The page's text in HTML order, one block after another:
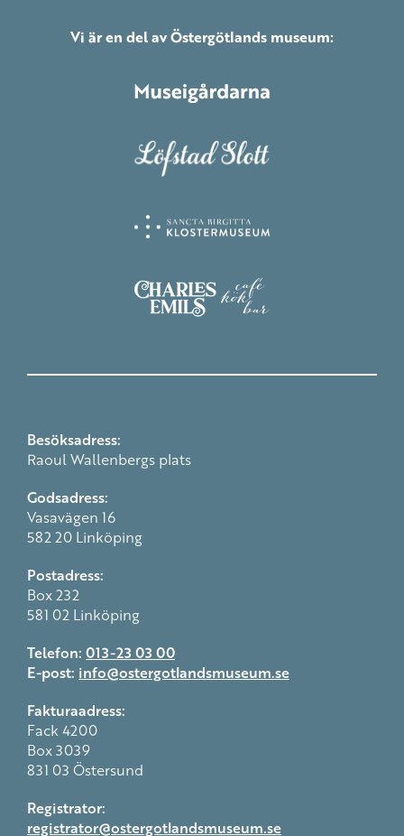
Vi är en del av Östergötlands museum:
Besöksadress:
Raoul Wallenbergs plats
Godsadress:
Vasavägen 16
582 20 Linköping
Postadress:
Box 232
581 02 Linköping
Telefon: 013-23 03 00
E-post: info@ostergotlandsmuseum.se
Fakturaadress:
Fack 4200
Box 3039
831 03 Östersund
Registrator:
registrator@ostergotlandsmuseum.se